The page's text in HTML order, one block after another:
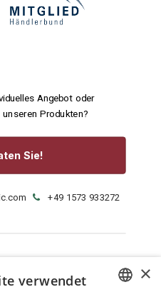
Angebot oder
Produkten?
Sie!
+49 1573 933272
×
verwendet